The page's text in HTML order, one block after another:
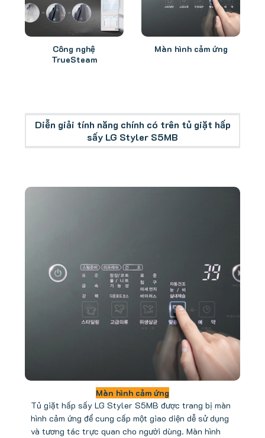
Công nghệ
TrueSteam
Màn hình cảm ứng
Diễn giải tính năng chính có trên tủ giặt hấp
sấy LG Styler S5MB
Màn hình cảm ứng
Tủ giặt hấp sấy LG Styler S5MB được trang bị màn
hình cảm ứng để cung cấp một giao diện dễ sử dụng
và tương tác trực quan cho người dùng. Màn hình